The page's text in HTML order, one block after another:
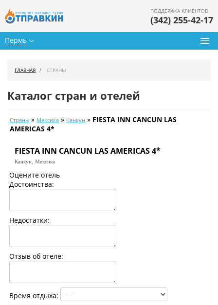
Пермь
ПОДДЕРЖКА КЛИЕНТОВ
(342) 255-42-17
Календарь туров
Страны
Как купить
Контакты
ГЛАВНАЯ СТРАНЫ
Каталог стран и отелей
Страны » Мексика » Канкун » FIESTA INN CANCUN LAS
AMERICAS 4*
FIESTA INN CANCUN LAS AMERICAS 4*
Канкун, Мексика
Оцените отель
Достоинства:
Недостатки:
Отзыв об отеле:
Время отдыха: